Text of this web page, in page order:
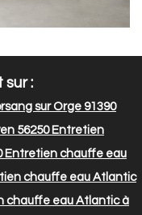
sur :
sur Orge 91390
56250Entretien
Entretien chauffe eau
chauffe eau Atlantic
chauffe eau Atlantic à